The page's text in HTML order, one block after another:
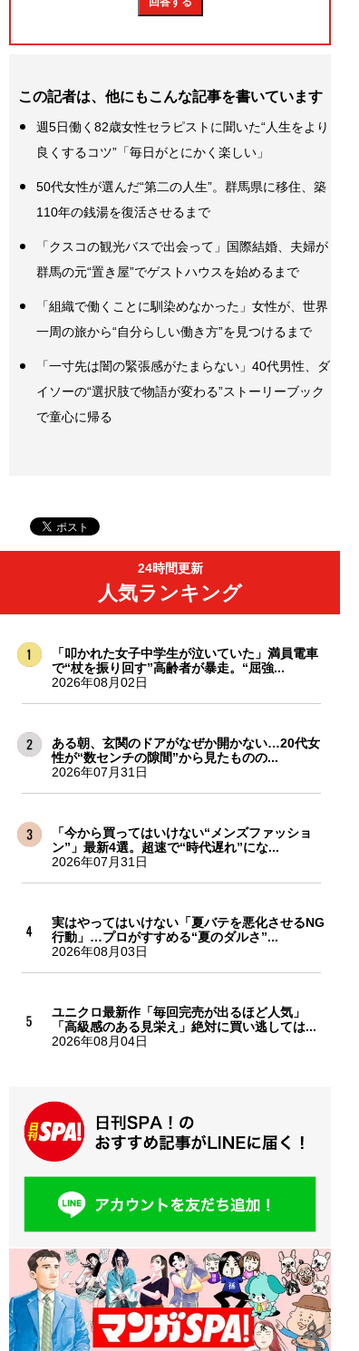
この記者は、他にもこんな記事を書いています
週5日働く82歳女性セラピストに聞いた“人生をより
良くするコツ”「毎日がとにかく楽しい」
50代女性が選んだ“第二の人生”。群馬県に移住、築
110年の銭湯を復活させるまで
「クスコの観光バスで出会って」国際結婚、夫婦が
群馬の元“置き屋”でゲストハウスを始めるまで
「組織で働くことに馴染めなかった」女性が、世界
一周の旅から“自分らしい働き方”を見つけるまで
「一寸先は闇の緊張感がたまらない」40代男性、ダ
イソーの“選択肢で物語が変わる”ストーリーブック
で童心に帰る
24時間更新
人気ランキング
「叩かれた女子中学生が泣いていた」満員電車
で“杖を振り回す”高齢者が暴走。“屈強...
2026年08月02日
ある朝、玄関のドアがなぜか開かない…20代女
性が“数センチの隙間”から見たものの...
2026年07月31日
「今から買ってはいけない“メンズファッショ
ン”」最新4選。超速で“時代遅れ”にな...
2026年07月31日
実はやってはいけない「夏バテを悪化させるNG
行動」…プロがすすめる“夏のダルさ”...
2026年08月03日
ユニクロ最新作「毎回完売が出るほど人気」
「高級感のある見栄え」絶対に買い逃しては...
2026年08月04日